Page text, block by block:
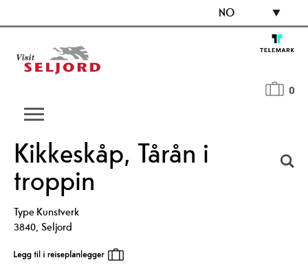
NO
0
Kikkeskåp, Tårån i
troppin
TypeKunstverk
3840, Seljord